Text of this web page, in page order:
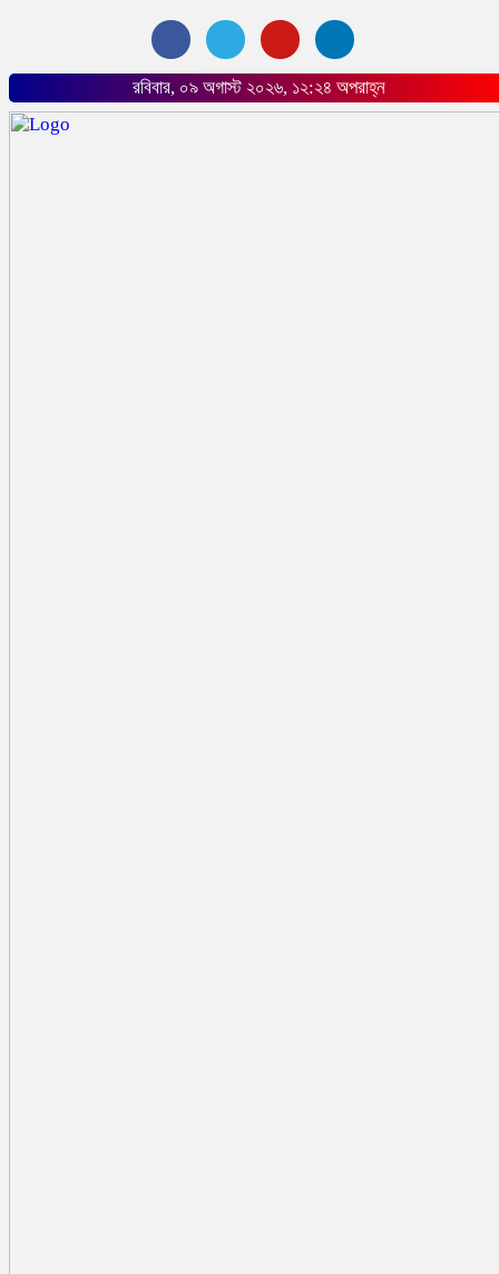
রবিবার, ০৯ অগাস্ট ২০২৬, ১২:২৪ অপরাহ্ন